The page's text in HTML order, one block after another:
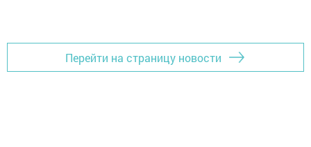
Перейти на страницу новости